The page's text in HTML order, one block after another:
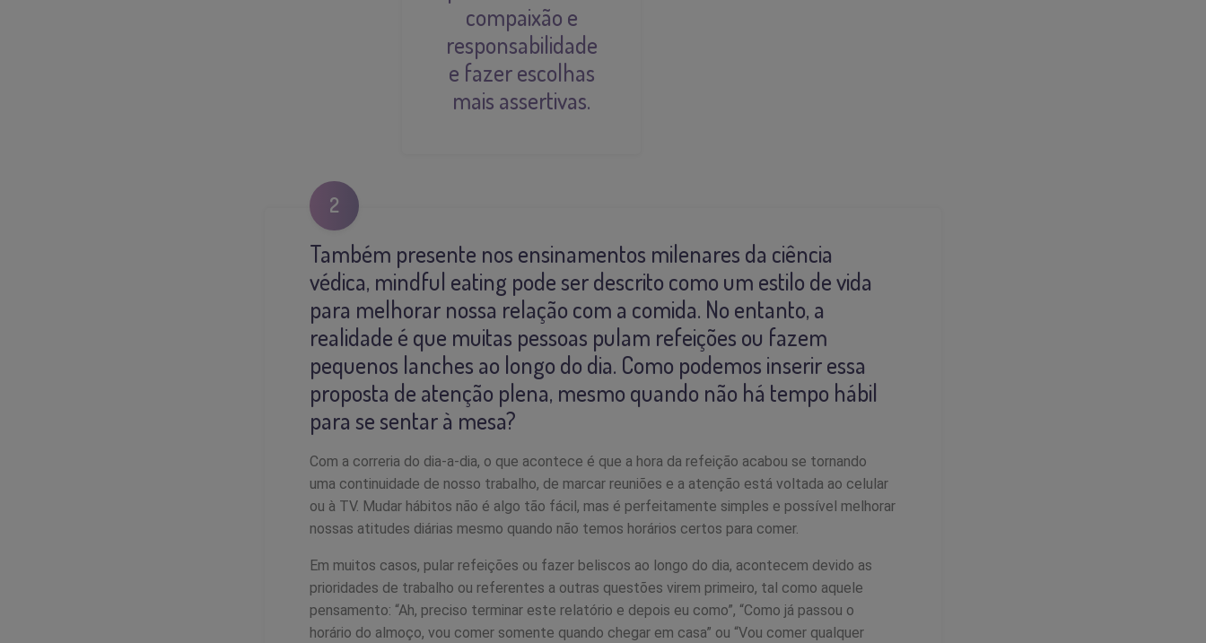
compaixão e
responsabilidade
e fazer escolhas
mais assertivas.
2
Também presente nos ensinamentos milenares da ciência
védica, mindful eating pode ser descrito como um estilo de vida
para melhorar nossa relação com a comida. No entanto, a
realidade é que muitas pessoas pulam refeições ou fazem
pequenos lanches ao longo do dia. Como podemos inserir essa
proposta de atenção plena, mesmo quando não há tempo hábil
para se sentar à mesa?
Com a correria do dia-a-dia, o que acontece é que a hora da refeição acabou se tornando
uma continuidade de nosso trabalho, de marcar reuniões e a atenção está voltada ao celular
ou à TV. Mudar hábitos não é algo tão fácil, mas é perfeitamente simples e possível melhorar
nossas atitudes diárias mesmo quando não temos horários certos para comer.
Em muitos casos, pular refeições ou fazer beliscos ao longo do dia, acontecem devido as
prioridades de trabalho ou referentes a outras questões virem primeiro, tal como aquele
pensamento: “Ah, preciso terminar este relatório e depois eu como”, “Como já passou o
horário do almoço, vou comer somente quando chegar em casa” ou “Vou comer qualquer